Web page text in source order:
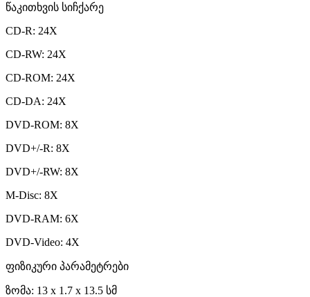
წაკითხვის სიჩქარე
CD-R: 24X
CD-RW: 24X
CD-ROM: 24X
CD-DA: 24X
DVD-ROM: 8X
DVD+/-R: 8X
DVD+/-RW: 8X
M-Disc: 8X
DVD-RAM: 6X
DVD-Video: 4X
ფიზიკური პარამეტრები
ზომა: 13 x 1.7 x 13.5 სმ